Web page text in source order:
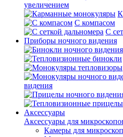
увеличением
С компасом
С
Приборы ночного видения
видения
Аксессуары
Аксессуары для
Камеры для